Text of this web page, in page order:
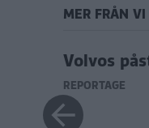
MER FRÅN
Volvos
REPORTAGE